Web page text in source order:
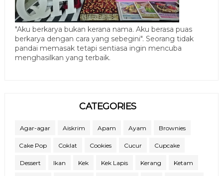
"Aku berkarya bukan kerana nama. Aku berasa puas
berkarya dengan cara yang sebegini". Seorang tidak
pandai memasak tetapi sentiasa ingin mencuba
menghasilkan yang terbaik.
CATEGORIES
Agar-agar Aiskrim Apam Ayam Brownies
Cake Pop Coklat Cookies Cucur Cupcake
Dessert Ikan Kek Kek Lapis Kerang Ketam